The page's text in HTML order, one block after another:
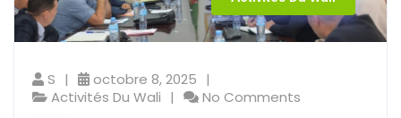
S
octobre 8, 2025
Activités Du Wali
No Comments